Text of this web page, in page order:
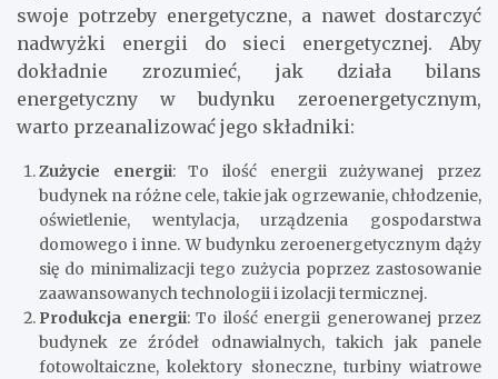
swoje potrzeby energetyczne, a nawet dostarczyć
nadwyżki energii do sieci energetycznej. Aby
dokładnie zrozumieć, jak działa bilans
energetyczny w budynku zeroenergetycznym,
warto przeanalizować jego składniki:
Zużycie energii: To ilość energii zużywanej przez
budynek na różne cele, takie jak ogrzewanie, chłodzenie,
oświetlenie, wentylacja, urządzenia gospodarstwa
domowego i inne. W budynku zeroenergetycznym dąży
się do minimalizacji tego zużycia poprzez zastosowanie
zaawansowanych technologii i izolacji termicznej.
Produkcja energii: To ilość energii generowanej przez
budynek ze źródeł odnawialnych, takich jak panele
fotowoltaiczne, kolektory słoneczne, turbiny wiatrowe